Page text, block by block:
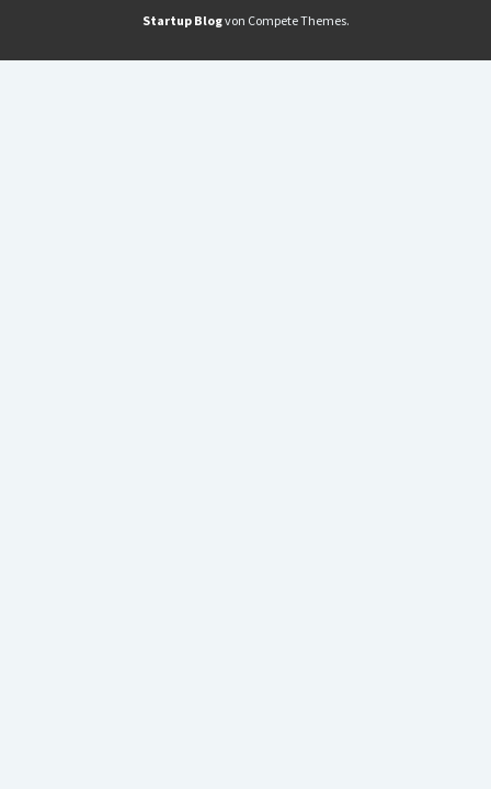
Startup Blogvon Compete Themes.